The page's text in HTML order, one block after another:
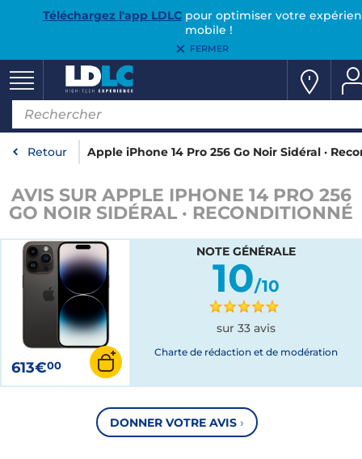
Téléchargez l'app LDLCpour optimiser votre
mobile !
FERMER
Retour Apple iPhone 14 Pro 256 Go Noir Sidéral ·
AVIS SUR APPLE IPHONE 14 PRO 256
GO NOIR SIDÉRAL · RECONDITIONNÉ
613€00
NOTE GÉNÉRALE
10/10
sur 33 avis
Charte de rédaction et de modération
DONNER VOTRE AVIS ›